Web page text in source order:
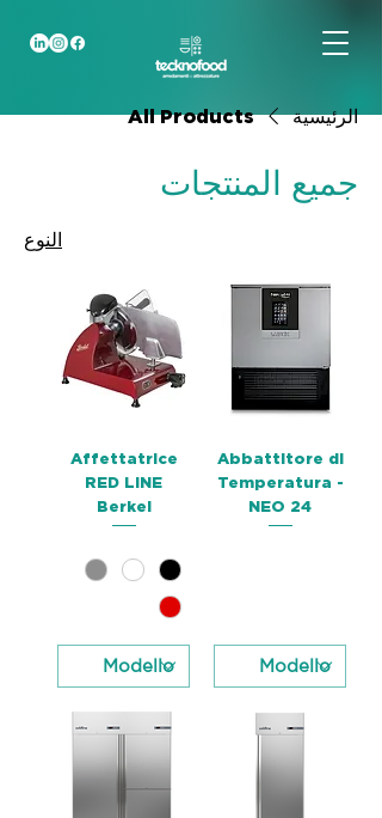
الرئيسية All Products
جميع المنتجات
النوع
Abbattitore di
Temperatura -
NEO 24
Affettatrice
RED LINE
Berkel